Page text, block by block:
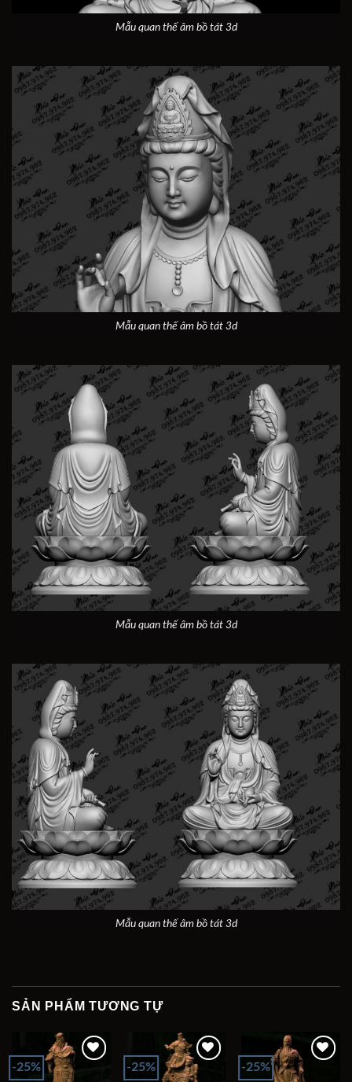
Mẫu quan thế âm bồ tát 3d
Mẫu quan thế âm bồ tát 3d
Mẫu quan thế âm bồ tát 3d
Mẫu quan thế âm bồ tát 3d
SẢN PHẨM TƯƠNG TỰ
-25% -25% -25%